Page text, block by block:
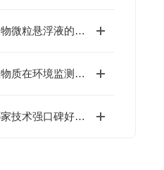
功能性聚合物微粒悬浮液的制备及应用进展
滤除率标准物质在环境监测中的作用
标准物质哪家技术强口碑好？海岸鸿蒙有特殊规格研制能力，免费咨询享特价优惠